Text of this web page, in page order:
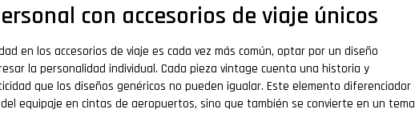
con accesorios de viaje únicos
en los accesorios de viaje es cada vez más común, optar por un diseño
la personalidad individual. Cada pieza vintage cuenta una historia y
que los diseños genéricos no pueden igualar. Este elemento diferenciador
equipaje en cintas de aeropuertos, sino que también se convierte en un tema